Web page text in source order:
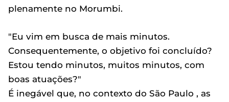
plenamente no Morumbi.
"Eu vim em busca de mais minutos.
Consequentemente, o objetivo foi concluído?
Estou tendo minutos, muitos minutos, com
boas atuações?"
É inegável que, no contexto do São Paulo , as